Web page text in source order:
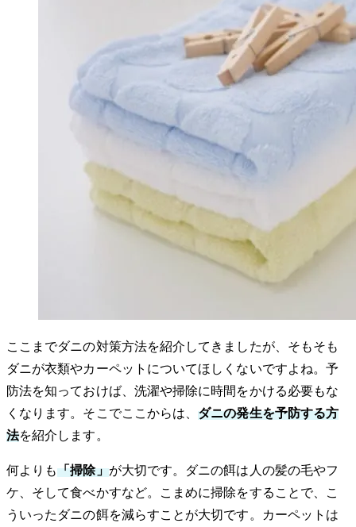
ここまでダニの対策方法を紹介してきましたが、そもそも
ダニが衣類やカーペットについてほしくないですよね。予
防法を知っておけば、洗濯や掃除に時間をかける必要もな
くなります。そこでここからは、ダニの発生を予防する方
法を紹介します。
何よりも「掃除」が大切です。ダニの餌は人の髪の毛やフ
ケ、そして食べかすなど。こまめに掃除をすることで、こ
ういったダニの餌を減らすことが大切です。カーペットは